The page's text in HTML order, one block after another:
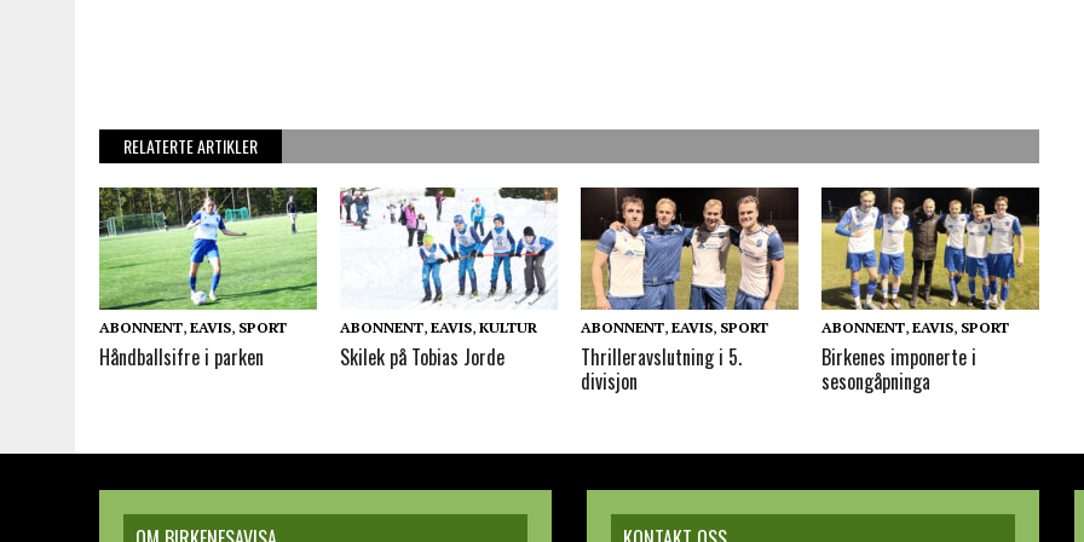
RELATERTE ARTIKLER
ABONNENT, EAVIS, SPORT
Håndballsifre i parken
ABONNENT,EAVIS,KULTUR
Skilek på Tobias Jorde
ABONNENT,EAVIS, SPORT
Thrilleravslutning i 5.
divisjon
ABONNENT,EAVIS, SPORT
Birkenes imponerte i
sesongåpninga